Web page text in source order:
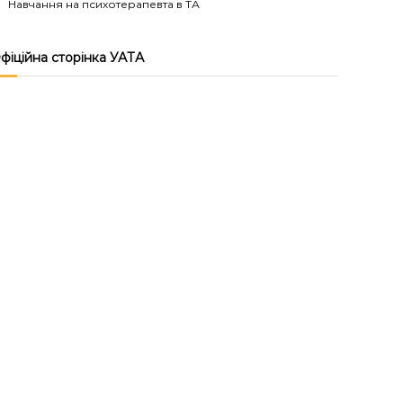
Навчання на психотерапевта в ТА
сторінка УАТА